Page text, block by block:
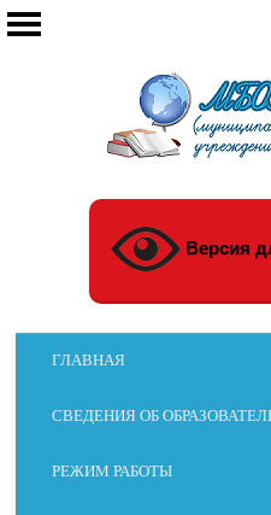
Версия
ГЛАВНАЯ
СВЕДЕНИЯ ОБ
РЕЖИМ РАБОТЫ